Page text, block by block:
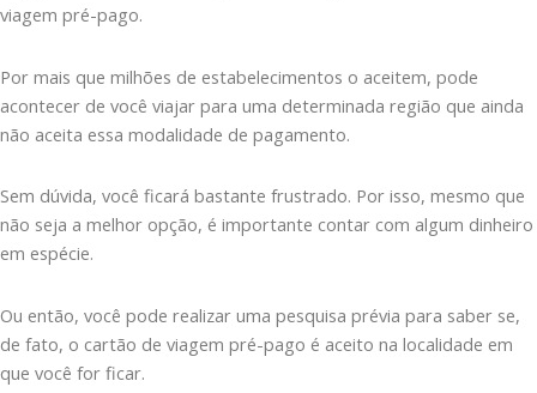
viagem pré-pago.
Por mais que milhões de estabelecimentos o aceitem, pode
acontecer de você viajar para uma determinada região que ainda
não aceita essa modalidade de pagamento.
Sem dúvida, você ficará bastante frustrado. Por isso, mesmo que
não seja a melhor opção, é importante contar com algum dinheiro
em espécie.
Ou então, você pode realizar uma pesquisa prévia para saber se,
de fato, o cartão de viagem pré-pago é aceito na localidade em
que você for ficar.